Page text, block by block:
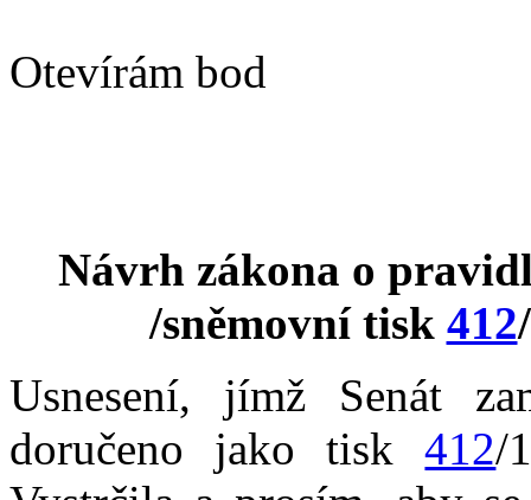
Otevírám bod
Návrh zákona o
/sněmovní tisk 412
Usnesení, jímž Senát
doručeno jako tisk412/